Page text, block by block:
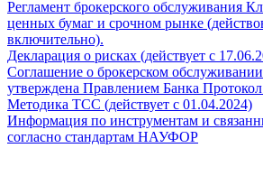
Регламент брокерского обслуживания
ценных бумаг и срочном рынке
включительно).
Декларация о рисках (действует с
Соглашение о брокерском
утверждена Правлением Банка
Методика ТСС (действует с 01.04.2024)
Информация по инструментам и
согласно стандартам НАУФОР